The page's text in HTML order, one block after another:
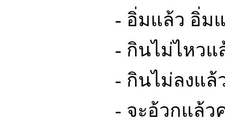
- อิ่มแล้ว อิ่ม
- กินไม่ไหวแ
- กินไม่ลงแล้
- จะอ้วกแล้ว